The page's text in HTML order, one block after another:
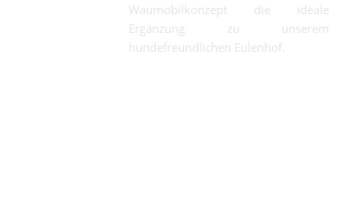
Waumobilkonzept die ideale
Ergänzung zu unserem
hundefreundlichen Eulenhof.